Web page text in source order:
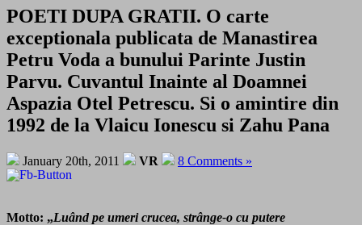
POETI DUPA GRATII. O carte
exceptionala publicata de Manastirea
Petru Voda a bunului Parinte Justin
Parvu. Cuvantul Inainte al Doamnei
Aspazia Otel Petrescu. Si o amintire din
1992 de la Vlaicu Ionescu si Zahu Pana
January 20th, 2011 VR 8 Comments »
Motto: „Luând pe umeri crucea, strânge-o cu putere